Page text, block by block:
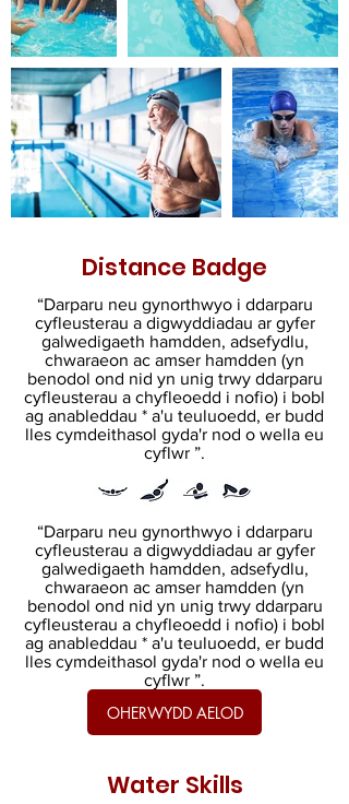
Distance Badge
“Darparu neu gynorthwyo i ddarparu
cyfleusterau a digwyddiadau ar gyfer
galwedigaeth hamdden, adsefydlu,
chwaraeon ac amser hamdden (yn
benodol ond nid yn unig trwy ddarparu
cyfleusterau a chyfleoedd i nofio) i bobl
ag anableddau * a'u teuluoedd, er budd
lles cymdeithasol gyda'r nod o wella eu
cyflwr ”.
“Darparu neu gynorthwyo i ddarparu
cyfleusterau a digwyddiadau ar gyfer
galwedigaeth hamdden, adsefydlu,
chwaraeon ac amser hamdden (yn
benodol ond nid yn unig trwy ddarparu
cyfleusterau a chyfleoedd i nofio) i bobl
ag anableddau * a'u teuluoedd, er budd
lles cymdeithasol gyda'r nod o wella eu
cyflwr ”.
OHERWYDD AELOD
Water Skills